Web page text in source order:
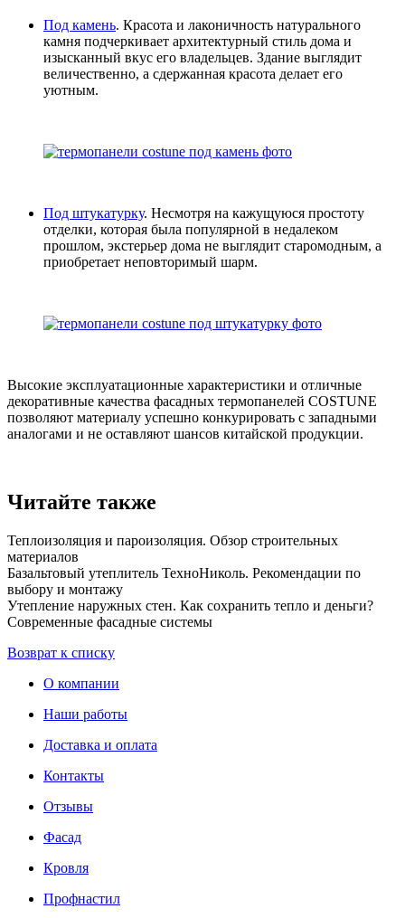
Под камень. Красота и лаконичность натурального
камня подчеркивает архитектурный стиль дома и
изысканный вкус его владельцев. Здание выглядит
величественно, а сдержанная красота делает его
уютным.
Под штукатурку. Несмотря на кажущуюся простоту
отделки, которая была популярной в недалеком
прошлом, экстерьер дома не выглядит старомодным, а
приобретает неповторимый шарм.
Высокие эксплуатационные характеристики и отличные
декоративные качества фасадных термопанелей COSTUNE
позволяют материалу успешно конкурировать с западными
аналогами и не оставляют шансов китайской продукции.
Читайте также
Теплоизоляция и пароизоляция. Обзор строительных
материалов
Базальтовый утеплитель ТехноНиколь. Рекомендации по
выбору и монтажу
Утепление наружных стен. Как сохранить тепло и деньги?
Современные фасадные системы
Возврат к списку
О компании
Наши работы
Доставка и оплата
Контакты
Отзывы
Фасад
Кровля
Профнастил